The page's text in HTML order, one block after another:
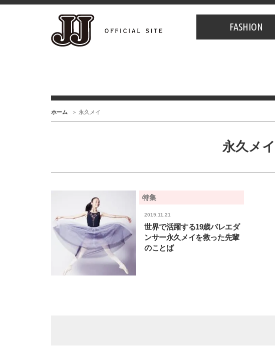
FASHION
ホーム 永久メイ
永久メイ
特集
2019.11.21
世界で活躍する19歳バレエダ
ンサー永久メイを救った先輩
のことば